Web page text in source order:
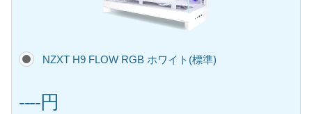
NZXT H9 FLOW RGB ホワイト(標準)
----円